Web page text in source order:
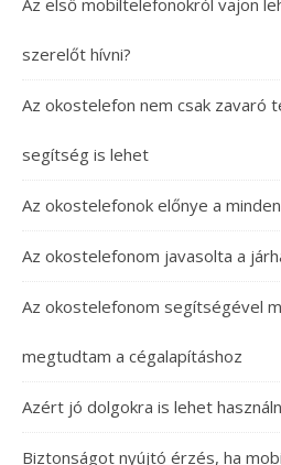
Az első mobiltelefonokról vajon
szerelőt hívni?
Az okostelefon nem csak zavaró
segítség is lehet
Az okostelefonok előnye a
Az okostelefonom javasolta a
Az okostelefonom segítségével
megtudtam a cégalapításhoz
Azért jó dolgokra is lehet
Biztonságot nyújtó érzés, ha